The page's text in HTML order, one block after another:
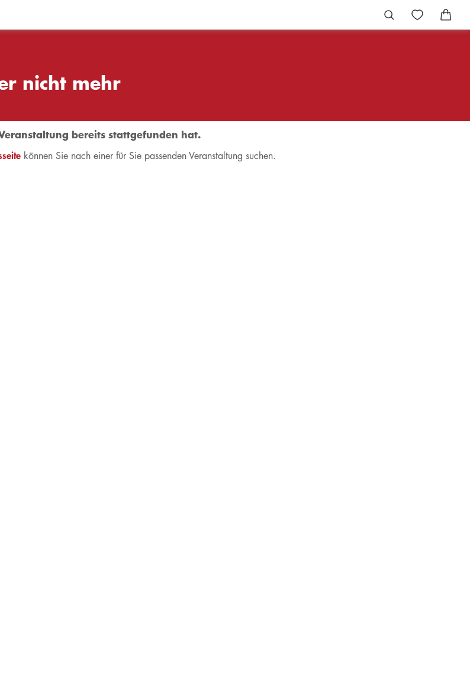
nicht mehr
bereits stattgefunden hat.
können Sie nach einer für Sie passenden Veranstaltung suchen.